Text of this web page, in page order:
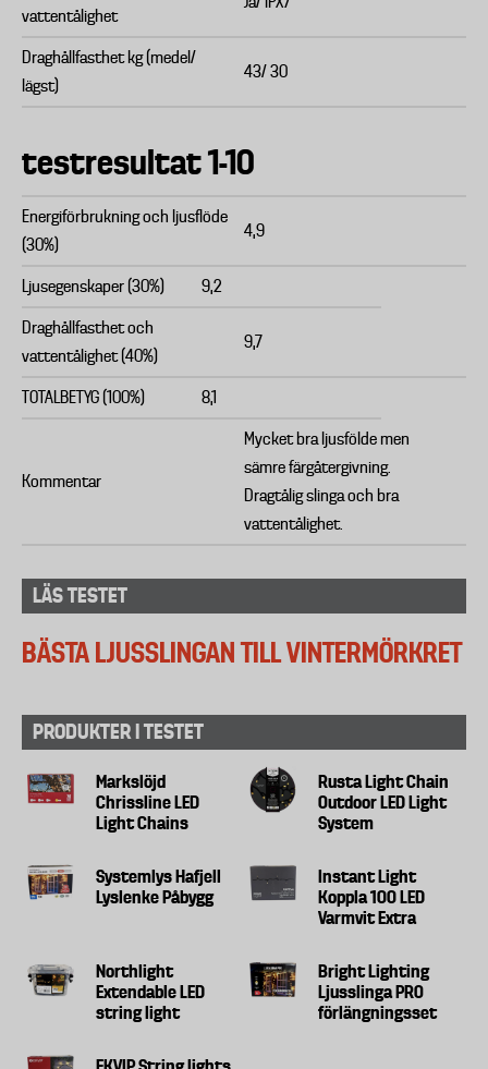
vattentålighet
Draghållfasthet kg (medel/
lägst)
43/ 30
testresultat 1-10
Energiförbrukning och ljusflöde
(30%)
4,9
Ljusegenskaper (30%) 9,2
Draghållfasthet och
vattentålighet (40%)
9,7
TOTALBETYG (100%) 8,1
Kommentar
Mycket bra ljusfölde men
sämre färgåtergivning.
Dragtålig slinga och bra
vattentålighet.
LÄS TESTET
BÄSTA LJUSSLINGAN TILL VINTERMÖRKRET
PRODUKTER I TESTET
Markslöjd
Chrissline LED
Light Chains
Rusta Light Chain
Outdoor LED Light
System
Systemlys Hafjell
Lyslenke Påbygg
Instant Light
Koppla 100 LED
Varmvit Extra
Northlight
Extendable LED
string light
Bright Lighting
Ljusslinga PRO
förlängningsset